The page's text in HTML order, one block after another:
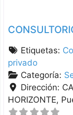
Etiquetas:
privado
Categoría:
Dirección:
HORIZONTE